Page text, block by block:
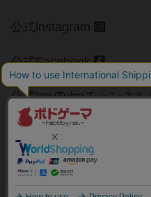
公式instagram
公式Facebook
公式YouTubeチャンネル